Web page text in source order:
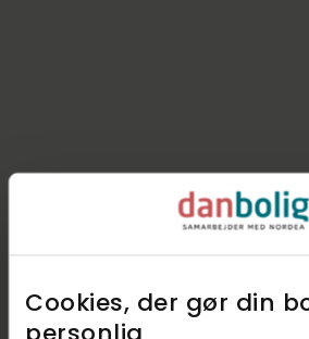
Cookies, der gør din